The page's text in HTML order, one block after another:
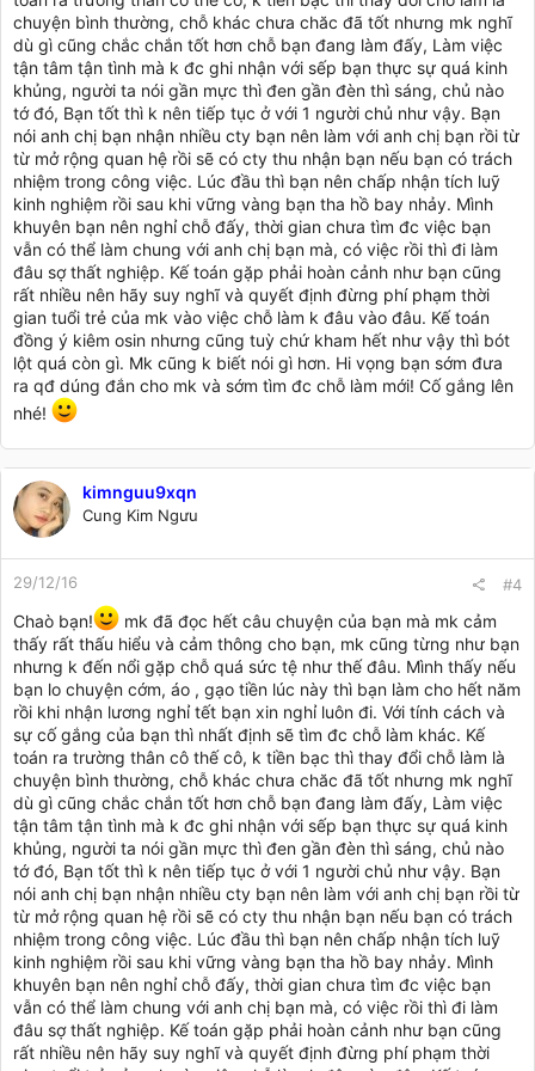
muốn khóc :'( nhưng thương bố, thương mẹ lại e cố gắng tiếp
" Gái có công, chồng chẳng phụ" ô trời k phụ lòng ai bao giờ
cả nên e vẫn hy vọng về 1 tương lai tốt đẹp hơn hiện tại, động
lực để e cố gắng từng ngày
Thật ra, bản thân e là đứa chịu được cực và vất vả rất giỏi, e k
nề hà hay ngại việc gì cả, chỉ cần sự cố gắng của bản thân e
được người ta ghi nhận nhưng thực sự làm ở đây, đến giờ phút
này e thấy a GĐ chẳng coi e ra 1 cái gì luôn ạ
e thất vọng
vô cùng
Sếp e là 1 người rất chặt chẽ, nếu k muốn nói là keo kiệt ạ
Nhiều khi, có vẻ sếp thấy kế toán là rất rảnh nên e hay được
làm xe ôm để ship hàng cho khách ạ ( sếp tiếc tiền xe ôm) hay
nhiều khi có 15k gọi chuyển phát nhanh mà sếp cũng tiếc,sai e
đi 7,8km chỉ để đưa HĐ GTGT cho khách rồi lại chạy về ạ
E nào có dám kêu ca, vẫn lóc cóc chạy xe dù nắng hay mưa
phùn,vì e nghĩ đã là nhân viên thì sếp sai gì mình cũng phải
làm, sếp là người trả lương cho mình cơ mà, e thấy tư nhân nào
cũng thế ạ
Rồi chuyện cơm nước,bình thường như trước kia, e đi chợ nấu
miệng......đủ thứ trên đời cho hợp lý, nhưng đợt cuối năm này
e nhiều việc, cần tập trung để làm BCTC nên e ns e k nấu cơm
nữa, sau rảnh rảnh e mới nấu tiếp. Thì đợt này e thấy thái độ
mà sếp cũng nói, dạo này a,e nhà mình ăn toàn vượt định mức
thôi đấy, lần sau đi ăn cái gì đúng 25k thôi
Chuyện sếp công ty tư nhân ki cũng là điều dễ hiểu đương
nhiên thôi ạ, e thấy nhiều a/c cũng hay kể về sếp của các a/c
như vậy, e cũng chấp nhận, tiền của ngta mà nên ngta xót là
điều đương nhiên
Nhưng đến hqua, e thật sự muốn bỏ tất cả để dứt áo ra đi r ạ
Mấy tháng trước, vào Tháng 10, có cuối tuần e về quê, sếp có
nói với e là về đợt này e chuẩn bị hồ sơ rồi lên đóng BH cho e
nhé, e vui lắm, dù gì thì sự cố gắng của e cũng đc sếp ghi
nhận và đóng BH cho e trước khi e đi làm đủ 6 tháng
Đợt đó e lên nhưng cũng k dám đóng BH luôn T10 đó luôn mà
phải đến cuối T11 e mới báo tăng BH cho e ạ (báo tăng sau
ngày 20/11 là báo tăng T12) nên e nghĩ mình chỉ phải trích
lương của T12 ra để nộp tiền BH thôi, nhưng bên BH họ vẫn
chấp nhận báo tăng cho e từ T11, vậy là từ lúc đóng BH đến
cuối năm e đc đóng BH 2 tháng
Đến hqua e đi đóng tiền BHXH cho công ty về, vào sổ quỹ tiền
mặt r cuối giờ nộp lại cho sếp- bình thường sếp e cuối tháng
mới xem 1 lần, hqua sếp xem xong hỏi e luôn là e đã đóng
BHXH cho e rồi à? e mới ngớ người ra, e bảo htrc a bảo e về
chuẩn bị hồ sơ rồi lên đóng BH mà, nên e mới dám đóng chứ e
chuyện bình thường, chỗ khác chưa chăc đã tốt nhưng mk nghĩ
dù gì cũng chắc chắn tốt hơn chỗ bạn đang làm đấy, Làm việc
tận tâm tận tình mà k đc ghi nhận với sếp bạn thực sự quá kinh
khủng, người ta nói gần mực thì đen gần đèn thì sáng, chủ nào
tớ đó, Bạn tốt thì k nên tiếp tục ở với 1 người chủ như vậy. Bạn
nói anh chị bạn nhận nhiều cty bạn nên làm với anh chị bạn rồi từ
từ mở rộng quan hệ rồi sẽ có cty thu nhận bạn nếu bạn có trách
nhiệm trong công việc. Lúc đầu thì bạn nên chấp nhận tích luỹ
kinh nghiệm rồi sau khi vững vàng bạn tha hồ bay nhảy. Mình
khuyên bạn nên nghỉ chỗ đấy, thời gian chưa tìm đc việc bạn
vẫn có thể làm chung với anh chị bạn mà, có việc rồi thì đi làm
đâu sợ thất nghiệp. Kế toán gặp phải hoàn cảnh như bạn cũng
rất nhiều nên hãy suy nghĩ và quyết định đừng phí phạm thời
gian tuổi trẻ của mk vào việc chỗ làm k đâu vào đâu. Kế toán
đồng ý kiêm osin nhưng cũng tuỳ chứ kham hết như vậy thì bót
lột quá còn gì. Mk cũng k biết nói gì hơn. Hi vọng bạn sớm đưa
ra qđ dúng đắn cho mk và sớm tìm đc chỗ làm mới! Cố gắng lên
nhé!
kimnguu9xqn
Cung Kim Ngưu
29/12/16 #4
Chaò bạn!
mk đã đọc hết câu chuyện của bạn mà mk cảm
thấy rất thấu hiểu và cảm thông cho bạn, mk cũng từng như bạn
nhưng k đến nổi gặp chỗ quá sức tệ như thế đâu. Mình thấy nếu
bạn lo chuyện cớm, áo , gạo tiền lúc này thì bạn làm cho hết năm
rồi khi nhận lương nghỉ tết bạn xin nghỉ luôn đi. Với tính cách và
sự cố gắng của bạn thì nhất định sẽ tìm đc chỗ làm khác. Kế
toán ra trường thân cô thế cô, k tiền bạc thì thay đổi chỗ làm là
chuyện bình thường, chỗ khác chưa chăc đã tốt nhưng mk nghĩ
dù gì cũng chắc chắn tốt hơn chỗ bạn đang làm đấy, Làm việc
tận tâm tận tình mà k đc ghi nhận với sếp bạn thực sự quá kinh
khủng, người ta nói gần mực thì đen gần đèn thì sáng, chủ nào
tớ đó, Bạn tốt thì k nên tiếp tục ở với 1 người chủ như vậy. Bạn
nói anh chị bạn nhận nhiều cty bạn nên làm với anh chị bạn rồi từ
từ mở rộng quan hệ rồi sẽ có cty thu nhận bạn nếu bạn có trách
nhiệm trong công việc. Lúc đầu thì bạn nên chấp nhận tích luỹ
kinh nghiệm rồi sau khi vững vàng bạn tha hồ bay nhảy. Mình
khuyên bạn nên nghỉ chỗ đấy, thời gian chưa tìm đc việc bạn
vẫn có thể làm chung với anh chị bạn mà, có việc rồi thì đi làm
đâu sợ thất nghiệp. Kế toán gặp phải hoàn cảnh như bạn cũng
rất nhiều nên hãy suy nghĩ và quyết định đừng phí phạm thời